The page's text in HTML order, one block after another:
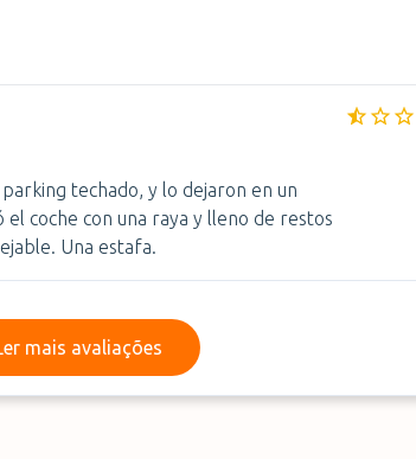
techado, y lo dejaron en un
coche con una raya y lleno de restos
Una estafa.
Ler mais avaliações
mais avaliações